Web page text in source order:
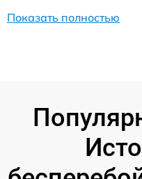
Показать полностью